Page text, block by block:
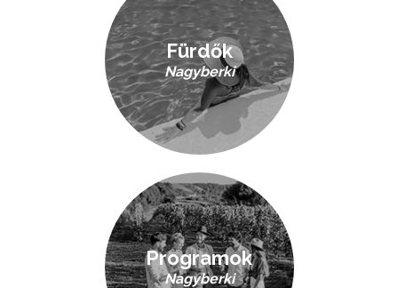
Fürdők
Nagyberki
Programok
Nagyberki